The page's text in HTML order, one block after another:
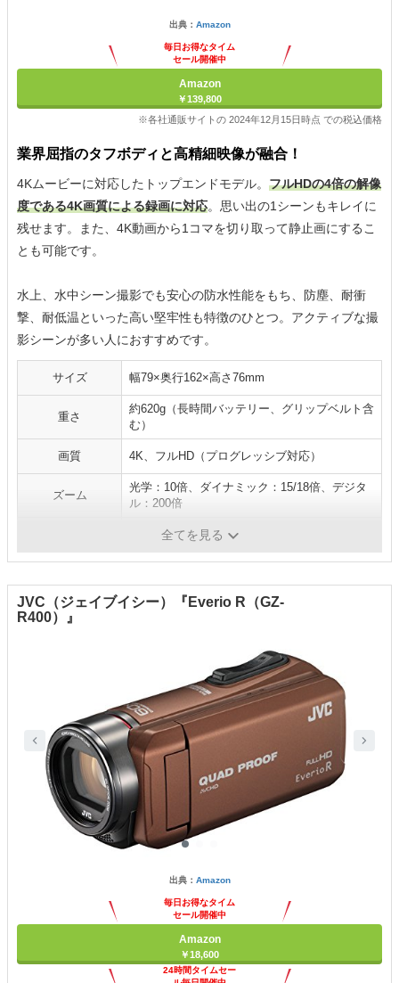
出典： Amazon
毎日お得なタイム
セール開催中
Amazon
￥139,800
※各社通販サイトの 2024年12月15日時点 での税込価格
業界屈指のタフボディと高精細映像が融合！
4Kムービーに対応したトップエンドモデル。 フルHDの4倍の解像
度である4K画質による録画に対応。思い出の1シーンもキレイに
残せます。また、4K動画から1コマを切り取って静止画にするこ
とも可能です。
水上、水中シーン撮影でも安心の防水性能をもち、防塵、耐衝
撃、耐低温といった高い堅牢性も特徴のひとつ。アクティブな撮
影シーンが多い人におすすめです。
サイズ 幅79×奥行162×高さ76mm
重さ
約620g（長時間バッテリー、グリップベルト含
む）
画質 4K、フルHD（プログレッシブ対応）
ズーム
光学：10倍、ダイナミック：15/18倍、デジタ
ル：200倍
4K：約4時間20分、HD：約5時間20分
全てを見る
JVC（ジェイブイシー）『Everio R（GZ-
R400）』
出典： Amazon
毎日お得なタイム
セール開催中
Amazon
￥18,600
24時間タイムセー